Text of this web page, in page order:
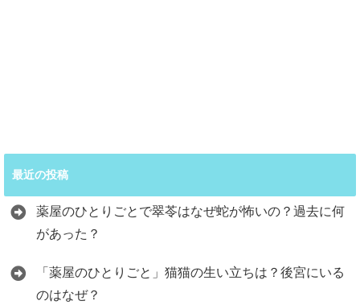
最近の投稿
薬屋のひとりごとで翠苓はなぜ蛇が怖いの？過去に何
があった？
「薬屋のひとりごと」猫猫の生い立ちは？後宮にいる
のはなぜ？